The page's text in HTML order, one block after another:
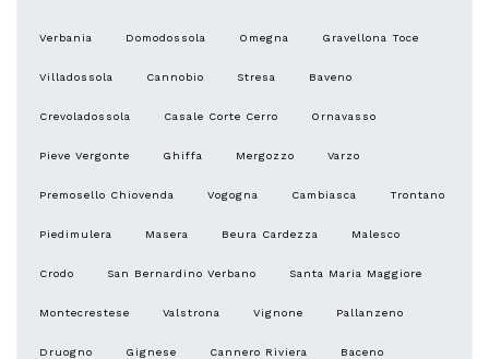
Verbania Domodossola Omegna Gravellona Toce
Villadossola Cannobio Stresa Baveno
Crevoladossola Casale Corte Cerro Ornavasso
Pieve Vergonte Ghiffa Mergozzo Varzo
Premosello Chiovenda Vogogna Cambiasca Trontano
Piedimulera Masera Beura Cardezza Malesco
Crodo San Bernardino Verbano Santa Maria Maggiore
Montecrestese Valstrona Vignone Pallanzeno
Druogno Gignese Cannero Riviera Baceno